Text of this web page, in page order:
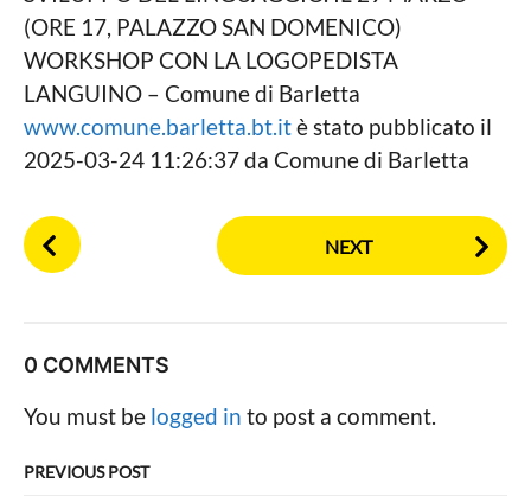
(ORE 17, PALAZZO SAN DOMENICO)
WORKSHOP CON LA LOGOPEDISTA
LANGUINO – Comune di Barletta
www.comune.barletta.bt.itè stato pubblicato il
2025-03-24 11:26:37 da Comune di Barletta
P
o
P
a
g
n
NEXT
0 COMMENTS
You must be logged in to post a comment.
PREVIOUS POST